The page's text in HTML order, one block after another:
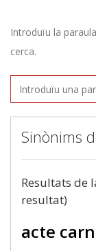
Introduïu la
cerca.
Sinònims
Resultats de
resultat)
acte